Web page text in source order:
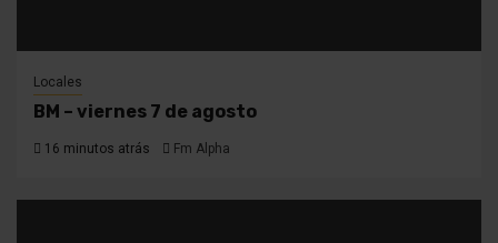
Locales
BM – viernes 7 de agosto
16 minutos atrás Fm Alpha